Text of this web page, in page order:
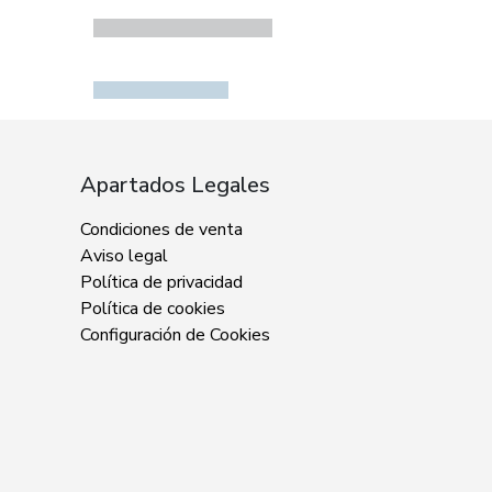
Apartados Legales
Condiciones de venta
Aviso legal
Política de privacidad
Política de cookies
Configuración de Cookies